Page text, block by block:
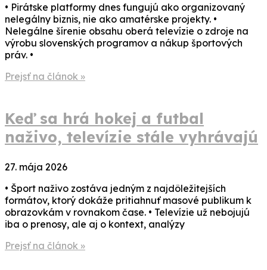
• Pirátske platformy dnes fungujú ako organizovaný
nelegálny biznis, nie ako amatérske projekty. •
Nelegálne šírenie obsahu oberá televízie o zdroje na
výrobu slovenských programov a nákup športových
práv. •
Prejsť na článok »
Keď sa hrá hokej a futbal
naživo, televízie stále vyhrávajú
27. mája 2026
• Šport naživo zostáva jedným z najdôležitejších
formátov, ktorý dokáže pritiahnuť masové publikum k
obrazovkám v rovnakom čase. • Televízie už nebojujú
iba o prenosy, ale aj o kontext, analýzy
Prejsť na článok »